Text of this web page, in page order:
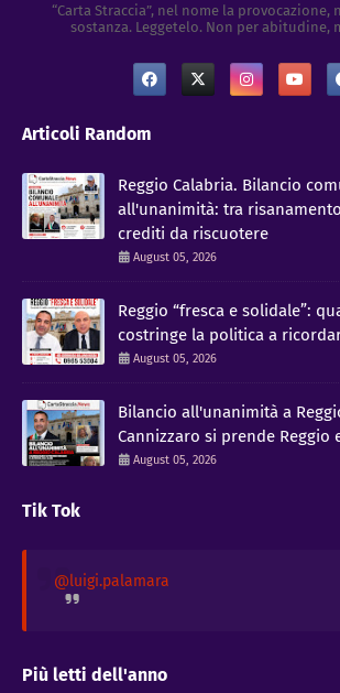
“Carta Straccia”, nel nome la
sostanza. Leggetelo. Non per abitudine,
Articoli Random
Reggio Calabria. Bilancio
all'unanimità: tra
crediti da riscuotere
August 05, 2026
Reggio “fresca e solidale”:
costringe la politica a
August 05, 2026
Bilancio all'unanimità a
Cannizzaro si prende Reggio
August 05, 2026
Tik Tok
@luigi.palamara
Più letti dell'anno